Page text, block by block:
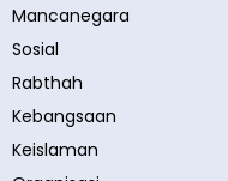
Mancanegara
Sosial
Rabthah
Kebangsaan
Keislaman